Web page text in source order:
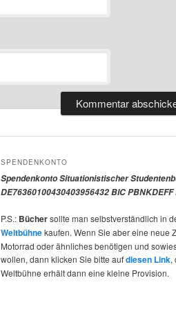
SPENDENKONTO
Spendenkonto Situationistischer
DE76360100430403956432 BIC
P.S.: Büchersollte man selbstverständlich in
Weltbühnekaufen. Wenn Sie aber eine neue
Motorrad oder ähnliches benötigen und
wollen, dann klicken Sie bitte aufdiesen Link,
Weltbühne erhält dann eine kleine Provision.